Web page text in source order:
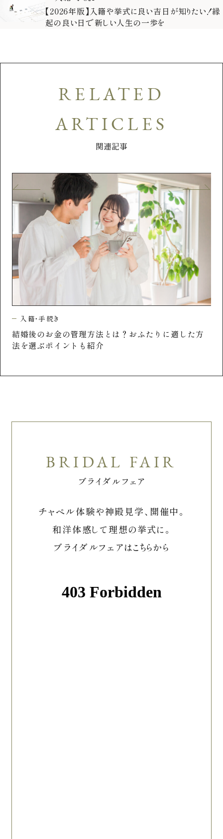
【2026年版】入籍や挙式に良い吉日が知りたい！縁
起の良い日で新しい人生の一歩を
関連記事
RELATED
ARTICLES
入籍・手続き
婚姻届提出後の手続き完全マニュアル！効率的なモ
デルコースも紹介
ブライダルフェア
チャペル体験や神殿見学、開催中。
和洋体感して理想の挙式に。
ブライダルフェアはこちらから